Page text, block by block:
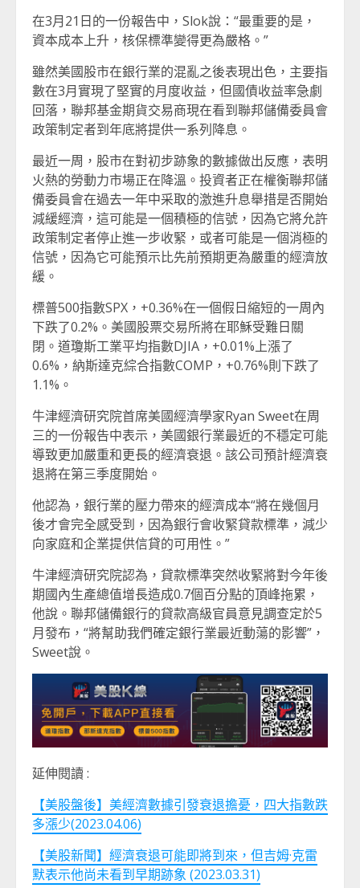
在3月21日的一份報告中，Slok說：“最重要的是，
資本成本上升，核保標準變得更為嚴格。”
雖然美國股市在銀行業的混亂之後表現出色，主要指
數在3月實現了堅實的月度收益，但國債收益率急劇
回落，聯邦基金期貨交易商現在看到聯邦儲備委員會
政策制定者到年底將提供一系列降息。
最近一周，股市在對初步跡象的數據做出反應，表明
火熱的勞動力市場正在降溫。投資者正在權衡聯邦儲
備委員會在過去一年中采取的激進升息舉措是否開始
減緩經濟，這可能是一個積極的信號，因為它將允許
政策制定者停止進一步收緊，或者可能是一個消極的
信號，因為它可能預示比先前預期更為嚴重的經濟放
緩。
標普500指數SPX，+0.36%在一個假日縮短的一周內
下跌了0.2%。美國股票交易所將在耶穌受難日關
閉。道瓊斯工業平均指數DJIA，+0.01%上漲了
0.6%，納斯達克綜合指數COMP，+0.76%則下跌了
1.1%。
牛津經濟研究院首席美國經濟學家Ryan Sweet在周
三的一份報告中表示，美國銀行業最近的不穩定可能
導致更加嚴重和更長的經濟衰退。該公司預計經濟衰
退將在第三季度開始。
他認為，銀行業的壓力帶來的經濟成本“將在幾個月
後才會完全感受到，因為銀行會收緊貸款標準，減少
向家庭和企業提供信貸的可用性。”
牛津經濟研究院認為，貸款標準突然收緊將對今年後
期國內生產總值增長造成0.7個百分點的頂峰拖累，
他說。聯邦儲備銀行的貸款高級官員意見調查定於5
月發布，“將幫助我們確定銀行業最近動蕩的影響”，
Sweet說。
延伸閱讀 :
【美股盤後】美經濟數據引發衰退擔憂，四大指數跌
多漲少(2023.04.06)
【美股新聞】經濟衰退可能即將到來，但吉姆·克雷
默表示他尚未看到早期跡象 (2023.03.31)